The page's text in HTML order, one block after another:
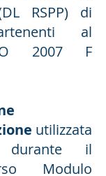
RSPP) di
al
2007 F
utilizzata
il
Modulo